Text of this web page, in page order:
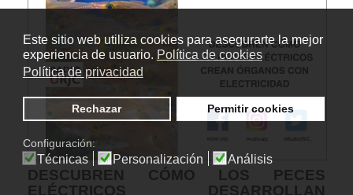
Este sitio web utiliza cookies para asegurarte la mejor
experiencia de usuario. Política de cookies
Política de privacidad
Rechazar Permitir cookies
Configuración:
Técnicas Personalización Análisis
DESCUBREN CÓMO LOS PECES
ELÉCTRICOS DESARROLLAN